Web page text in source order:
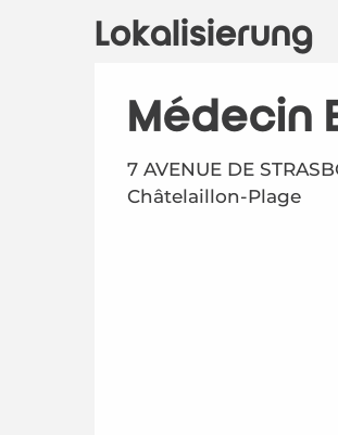
Lokalisierung
Médecin
7 AVENUE DE
Châtelaillon-Plage